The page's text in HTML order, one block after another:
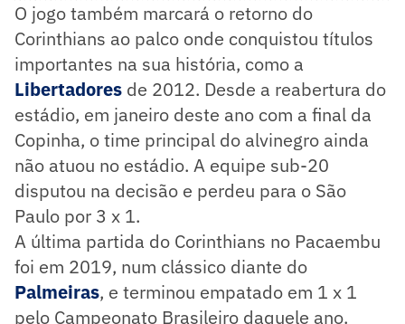
O jogo também marcará o retorno do
Corinthians ao palco onde conquistou títulos
importantes na sua história, como a
Libertadores de 2012. Desde a reabertura do
estádio, em janeiro deste ano com a final da
Copinha, o time principal do alvinegro ainda
não atuou no estádio. A equipe sub-20
disputou na decisão e perdeu para o São
Paulo por 3 x 1.
A última partida do Corinthians no Pacaembu
foi em 2019, num clássico diante do
Palmeiras, e terminou empatado em 1 x 1
pelo Campeonato Brasileiro daquele ano.